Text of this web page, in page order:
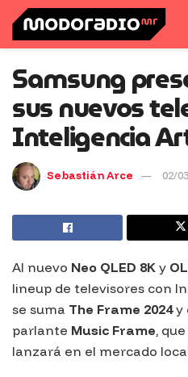
Samsung
sus nuevos
Inteligencia
Sebastián Arce 02/
Al nuevo Neo QLED 8K y
lineup de televisores con
se suma The Frame 2024y
parlante Music Frame,
lanzará en el mercado